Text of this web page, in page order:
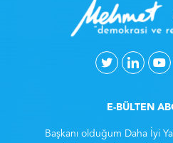
E-BÜLTEN
Başkanı olduğum Daha İyi